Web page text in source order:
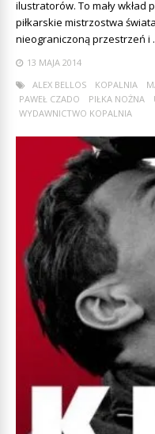
ilustratorów. To mały wkład
piłkarskie mistrzostwa
nieograniczoną przestrzeń i
13 MAJA 2014
ALEX BELLOS
KOPALNIA
PAWEŁ CZADO
PIŁKA NOŻNA
WYDAWNICTWO KOPALNIA